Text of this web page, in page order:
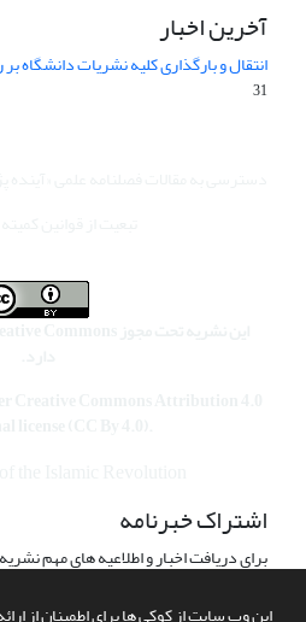
این وب سایت از کوکی ها برای اطمینان از
آخرین اخبار
انتقال و بارگذاری کلیه نشریات دانشگاه
31
اشتراک خبرنامه
برای دریافت اخبار و اطلاعیه های مهم